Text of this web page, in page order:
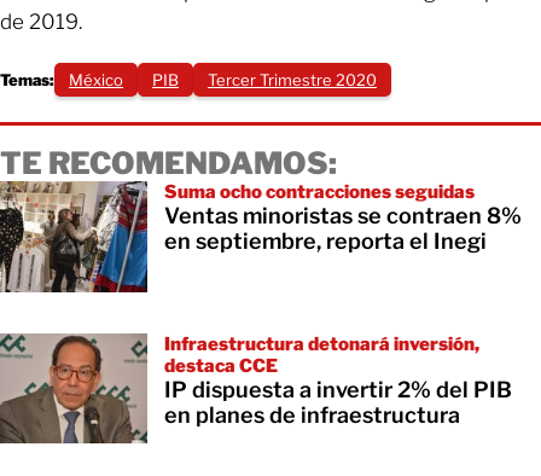
de 2019.
Temas: México PIB Tercer Trimestre 2020
TE RECOMENDAMOS:
Suma ocho contracciones seguidas
Ventas minoristas se contraen 8%
en septiembre, reporta el Inegi
Infraestructura detonará inversión,
destaca CCE
IP dispuesta a invertir 2% del PIB
en planes de infraestructura